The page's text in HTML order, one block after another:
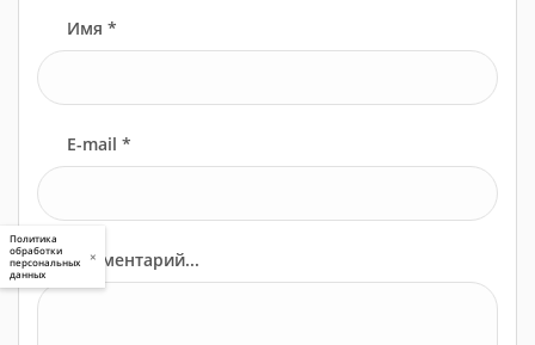
Имя *
E-mail *
Комментарий...
Политика
обработки
персональных
данных
×